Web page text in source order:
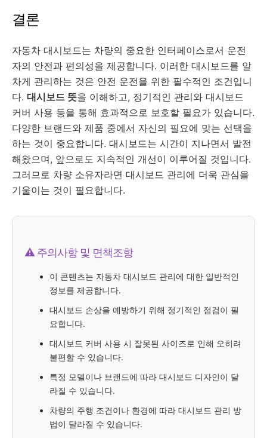
결론
자동차 대시보드는 차량의 중요한 인터페이스로서 운전
자의 안전과 편의성을 제공합니다. 이러한 대시보드를 알
차게 관리하는 것은 안전 운전을 위한 필수적인 조건입니
다. 대시보드 뜻을 이해하고, 정기적인 관리와 대시보드
커버 사용 등을 통해 효과적으로 보호할 필요가 있습니다.
다양한 브랜드와 제품 중에서 자신의 필요에 맞는 선택을
하는 것이 중요합니다. 대시보드는 시간이 지나면서 발전
해왔으며, 앞으로도 지속적인 개선이 이루어질 것입니다.
그러므로 차량 소유자라면 대시보드 관리에 더욱 관심을
기울이는 것이 필요합니다.
⚠️ 주의사항 및 면책조항
이 콘텐츠는 자동차 대시보드 관리에 대한 일반적인
정보를 제공합니다.
대시보드 손상을 예방하기 위해 정기적인 점검이 필
요합니다.
대시보드 커버 사용 시 잘못된 사이즈로 인해 오히려
불편할 수 있습니다.
특정 모델이나 브랜드에 따라 대시보드 디자인이 달
라질 수 있습니다.
차량의 주행 조건이나 환경에 따라 대시보드 관리 방
법이 달라질 수 있습니다.